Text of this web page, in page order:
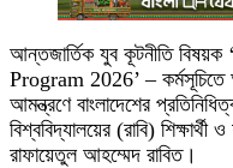
আন্তজার্তিক যুব কূটনীতি
Program 2026’ – কর্মসূচিতে
আমন্ত্রণে বাংলাদেশের
বিশ্ববিদ্যালয়ের (রাবি)
রাফায়েতুল আহম্মেদ রাবিত।